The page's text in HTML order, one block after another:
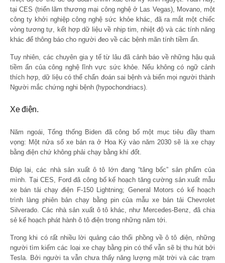
tại CES (triển lãm thương mại công nghệ ở Las Vegas), Movano, một
công ty khởi nghiệp công nghệ sức khỏe khác, đã ra mắt một chiếc
vòng tương tự, kết hợp dữ liệu về nhịp tim, nhiệt độ và các tính năng
khác để thông báo cho người đeo về các bệnh mãn tính tiềm ẩn.
Tuy nhiên, các chuyên gia y tế từ lâu đã cảnh báo về những hậu quả
tiềm ẩn của công nghệ lĩnh vực sức khỏe. Nếu không có ngữ cảnh
thích hợp, dữ liệu có thể chẩn đoán sai bệnh và biến mọi người thành
Người mắc chứng nghi bệnh (hypochondriacs).
Xe điện.
Năm ngoái, Tổng thống Biden đã công bố một mục tiêu đầy tham
vọng: Một nửa số xe bán ra ở Hoa Kỳ vào năm 2030 sẽ là xe chạy
bằng điện chứ không phải chạy bằng khí đốt.
Đáp lại, các nhà sản xuất ô tô lớn đang “tâng bốc” sản phẩm của
mình. Tại CES, Ford đã công bố kế hoạch tăng cường sản xuất mẫu
xe bán tải chạy điện F-150 Lightning; General Motors có kế hoạch
trình làng phiên bản chạy bằng pin của mẫu xe bán tải Chevrolet
Silverado. Các nhà sản xuất ô tô khác, như Mercedes-Benz, đã chia
sẻ kế hoạch phát hành ô tô điện trong những năm tới.
Trong khi có rất nhiều lời quảng cáo thổi phồng về ô tô điện, những
người tìm kiếm các loại xe chạy bằng pin có thể vẫn sẽ bị thu hút bởi
Tesla. Bởi người ta vẫn chưa thấy năng lượng mặt trời và các trạm